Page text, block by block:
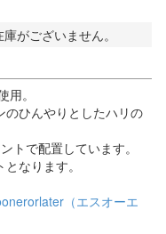
がございません。
。
のひんやりとしたハリの
トで配置しています。
なります。
（エスオーエ